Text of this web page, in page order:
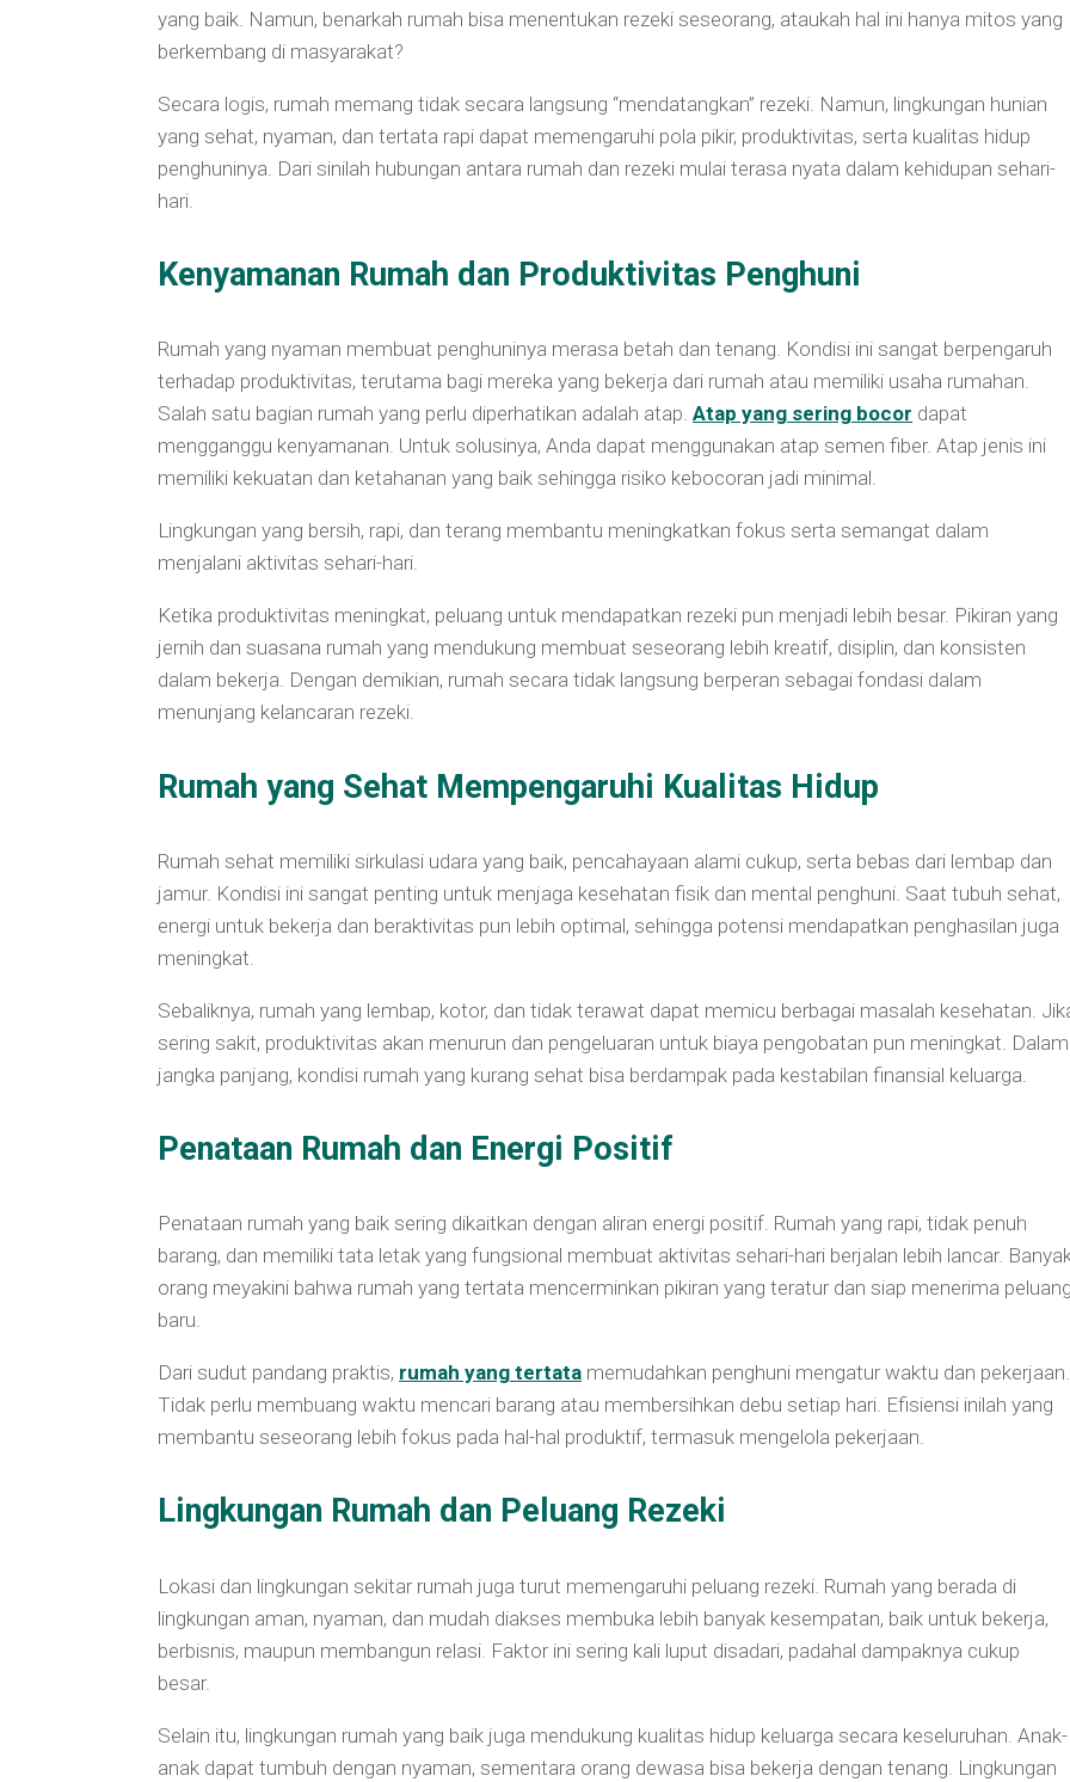
yang baik. Namun, benarkah rumah bisa menentukan rezeki seseorang, ataukah hal ini hanya mitos yang
berkembang di masyarakat?
Secara logis, rumah memang tidak secara langsung “mendatangkan” rezeki. Namun, lingkungan hunian
yang sehat, nyaman, dan tertata rapi dapat memengaruhi pola pikir, produktivitas, serta kualitas hidup
penghuninya. Dari sinilah hubungan antara rumah dan rezeki mulai terasa nyata dalam kehidupan sehari-
hari.
Kenyamanan Rumah dan Produktivitas Penghuni
Rumah yang nyaman membuat penghuninya merasa betah dan tenang. Kondisi ini sangat berpengaruh
terhadap produktivitas, terutama bagi mereka yang bekerja dari rumah atau memiliki usaha rumahan.
Salah satu bagian rumah yang perlu diperhatikan adalah atap. Atap yang sering bocor dapat
mengganggu kenyamanan. Untuk solusinya, Anda dapat menggunakan atap semen fiber. Atap jenis ini
memiliki kekuatan dan ketahanan yang baik sehingga risiko kebocoran jadi minimal.
Lingkungan yang bersih, rapi, dan terang membantu meningkatkan fokus serta semangat dalam
menjalani aktivitas sehari-hari.
Ketika produktivitas meningkat, peluang untuk mendapatkan rezeki pun menjadi lebih besar. Pikiran yang
jernih dan suasana rumah yang mendukung membuat seseorang lebih kreatif, disiplin, dan konsisten
dalam bekerja. Dengan demikian, rumah secara tidak langsung berperan sebagai fondasi dalam
menunjang kelancaran rezeki.
Rumah yang Sehat Mempengaruhi Kualitas Hidup
Rumah sehat memiliki sirkulasi udara yang baik, pencahayaan alami cukup, serta bebas dari lembap dan
jamur. Kondisi ini sangat penting untuk menjaga kesehatan fisik dan mental penghuni. Saat tubuh sehat,
energi untuk bekerja dan beraktivitas pun lebih optimal, sehingga potensi mendapatkan penghasilan juga
meningkat.
Sebaliknya, rumah yang lembap, kotor, dan tidak terawat dapat memicu berbagai masalah kesehatan.
sering sakit, produktivitas akan menurun dan pengeluaran untuk biaya pengobatan pun meningkat. Dalam
jangka panjang, kondisi rumah yang kurang sehat bisa berdampak pada kestabilan finansial keluarga.
Penataan Rumah dan Energi Positif
Penataan rumah yang baik sering dikaitkan dengan aliran energi positif. Rumah yang rapi, tidak penuh
barang, dan memiliki tata letak yang fungsional membuat aktivitas sehari-hari berjalan lebih lancar.
orang meyakini bahwa rumah yang tertata mencerminkan pikiran yang teratur dan siap menerima peluang
baru.
Dari sudut pandang praktis, rumah yang tertata memudahkan penghuni mengatur waktu dan pekerjaan.
Tidak perlu membuang waktu mencari barang atau membersihkan debu setiap hari. Efisiensi inilah yang
membantu seseorang lebih fokus pada hal-hal produktif, termasuk mengelola pekerjaan.
Lingkungan Rumah dan Peluang Rezeki
Lokasi dan lingkungan sekitar rumah juga turut memengaruhi peluang rezeki. Rumah yang berada di
lingkungan aman, nyaman, dan mudah diakses membuka lebih banyak kesempatan, baik untuk bekerja,
berbisnis, maupun membangun relasi. Faktor ini sering kali luput disadari, padahal dampaknya cukup
besar.
Selain itu, lingkungan rumah yang baik juga mendukung kualitas hidup keluarga secara keseluruhan. Anak-
anak dapat tumbuh dengan nyaman, sementara orang dewasa bisa bekerja dengan tenang. Lingkungan